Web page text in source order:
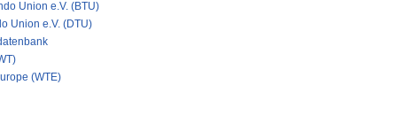
Union e.V. (BTU)
Union e.V. (DTU)
(WTE)